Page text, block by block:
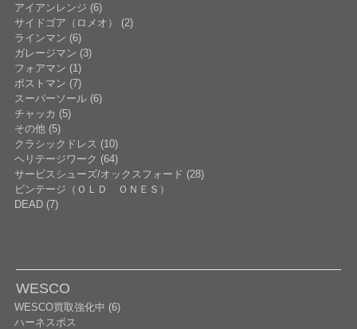
アイアンレンジ (6)
サイドゴア（ロメオ） (2)
ラインマン (6)
ガレージマン (3)
フォアマン (1)
ポストマン (7)
スーパーソール (6)
チャッカ (5)
その他 (5)
クラシックドレス (10)
ヘリテージワーク (64)
サービスシューズ/オックスフォード (28)
ビンテージ（ＯＬＤ ＯＮＥＳ）
DEAD (7)
WESCO
WESCO買取強化中 (6)
ハーネスボス